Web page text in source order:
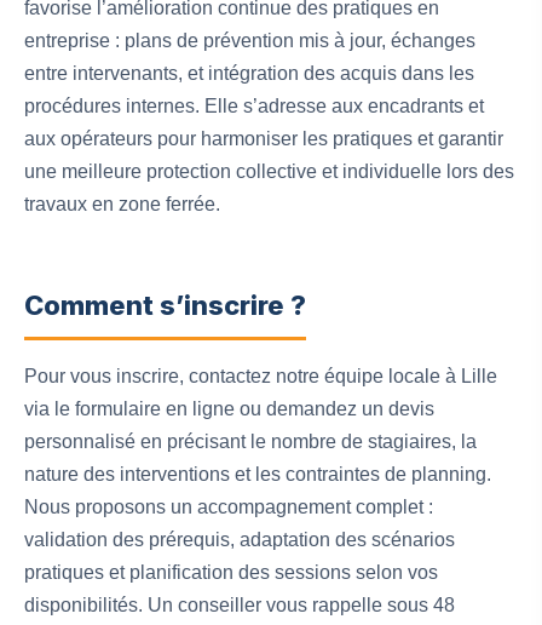
favorise l’amélioration continue des pratiques en
entreprise : plans de prévention mis à jour, échanges
entre intervenants, et intégration des acquis dans les
procédures internes. Elle s’adresse aux encadrants et
aux opérateurs pour harmoniser les pratiques et garantir
une meilleure protection collective et individuelle lors des
travaux en zone ferrée.
Comment s’inscrire ?
Pour vous inscrire, contactez notre équipe locale à Lille
via le formulaire en ligne ou demandez un devis
personnalisé en précisant le nombre de stagiaires, la
nature des interventions et les contraintes de planning.
Nous proposons un accompagnement complet :
validation des prérequis, adaptation des scénarios
pratiques et planification des sessions selon vos
disponibilités. Un conseiller vous rappelle sous 48